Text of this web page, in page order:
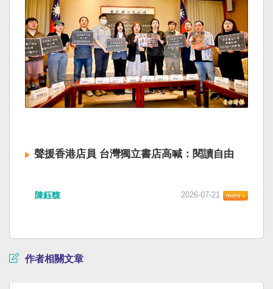
聲援香港店員 台灣獨立書店高喊：閱讀自由
陳鈺馥 2026-07-21
作者相關文章